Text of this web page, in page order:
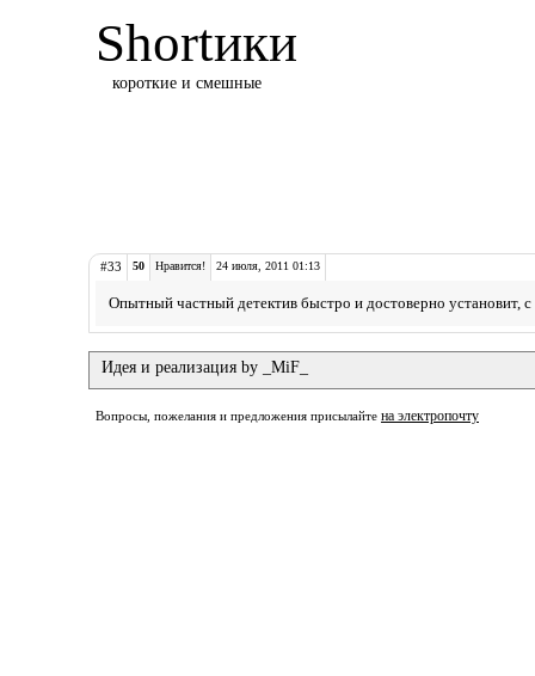
Shortики
короткие и смешные
#33 50 Нравится! 24 июля, 2011 01:13
Опытный частный детектив быстро и достоверно установит,
Идея и реализация by _MiF_
Вопросы, пожелания и предложения присылайте на электропочту